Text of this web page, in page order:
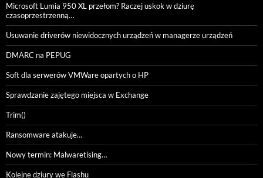
Microsoft Lumia 950 XL przełom? Raczej uskok w dziurę
czasoprzestrzenną…
Usuwanie driverów niewidocznych urządzeń w managerze urządzeń
DMARC na PEPUG
Soft dla serwerów VMWare opartych o HP
Sprawdzanie zajętego miejsca w Exchange
Trim()
Ransomware atakuje…
Nowy termin: Malwaretising…
Kolejne dziury we Flashu